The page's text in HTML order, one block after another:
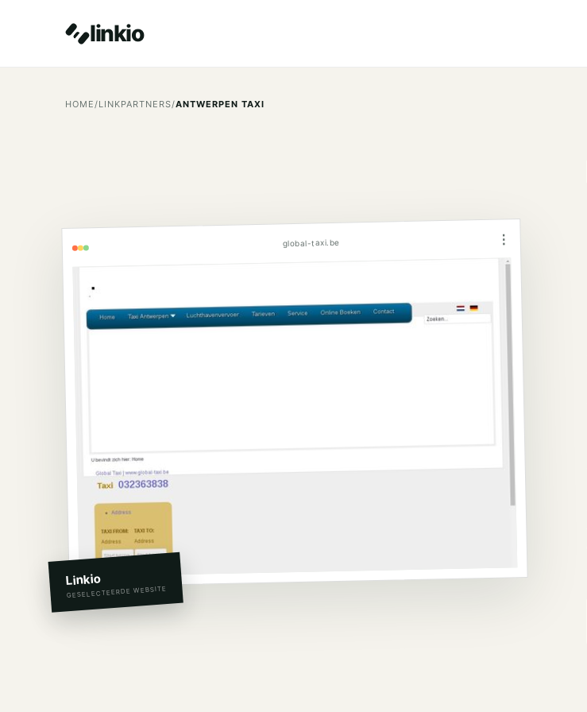
linkio
HOME/LINKPARTNERS/ANTWERPEN TAXI
global-taxi.be ⋮
Linkio
GESELECTEERDE WEBSITE